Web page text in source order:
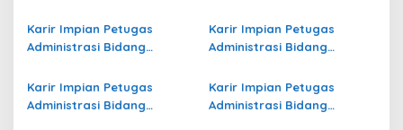
di Sorong Selatan Terbaru
di Kota Dumai Terbaru
Karir Impian Petugas
Administrasi Bidang
di Boalemo Terbaru
Karir Impian Petugas
Administrasi Bidang
Terbaru
Karir Impian Petugas
Administrasi Bidang
Karir Impian Petugas
Administrasi Bidang